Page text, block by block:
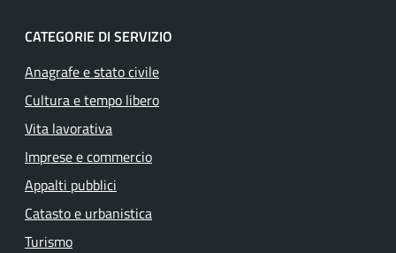
CATEGORIE DI SERVIZIO
Anagrafe e stato civile
Cultura e tempo libero
Vita lavorativa
Imprese e commercio
Appalti pubblici
Catasto e urbanistica
Turismo